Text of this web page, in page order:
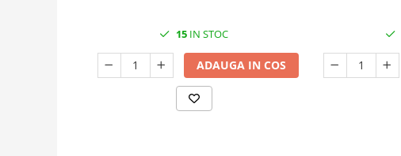
15 IN STOC
ADAUGA IN COS